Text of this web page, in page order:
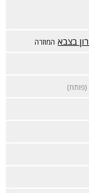
בצבא המוזרה
(פותח)